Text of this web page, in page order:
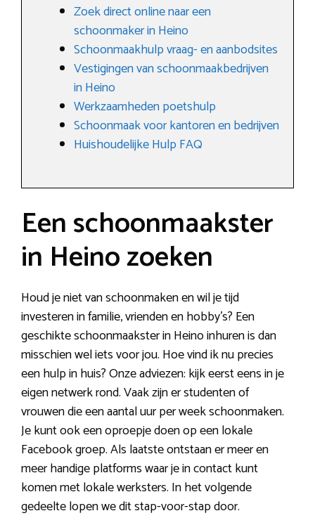
Zoek direct online naar een
schoonmaker in Heino
Schoonmaakhulp vraag- en aanbodsites
Vestigingen van schoonmaakbedrijven
in Heino
Werkzaamheden poetshulp
Schoonmaak voor kantoren en bedrijven
Huishoudelijke Hulp FAQ
Een schoonmaakster
in Heino zoeken
Houd je niet van schoonmaken en wil je tijd
investeren in familie, vrienden en hobby’s? Een
geschikte schoonmaakster in Heino inhuren is dan
misschien wel iets voor jou. Hoe vind ik nu precies
een hulp in huis? Onze adviezen: kijk eerst eens in je
eigen netwerk rond. Vaak zijn er studenten of
vrouwen die een aantal uur per week schoonmaken.
Je kunt ook een oproepje doen op een lokale
Facebook groep. Als laatste ontstaan er meer en
meer handige platforms waar je in contact kunt
komen met lokale werksters. In het volgende
gedeelte lopen we dit stap-voor-stap door.